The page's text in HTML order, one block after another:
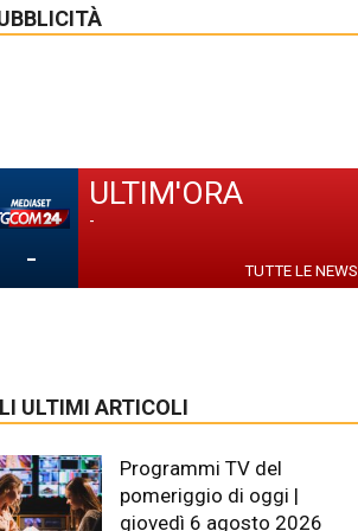
-
ULTIM'ORA
-
TUTTE LE NEWS
ULTIMI ARTICOLI
Programmi TV del
pomeriggio di oggi |
giovedì 6 agosto 2026